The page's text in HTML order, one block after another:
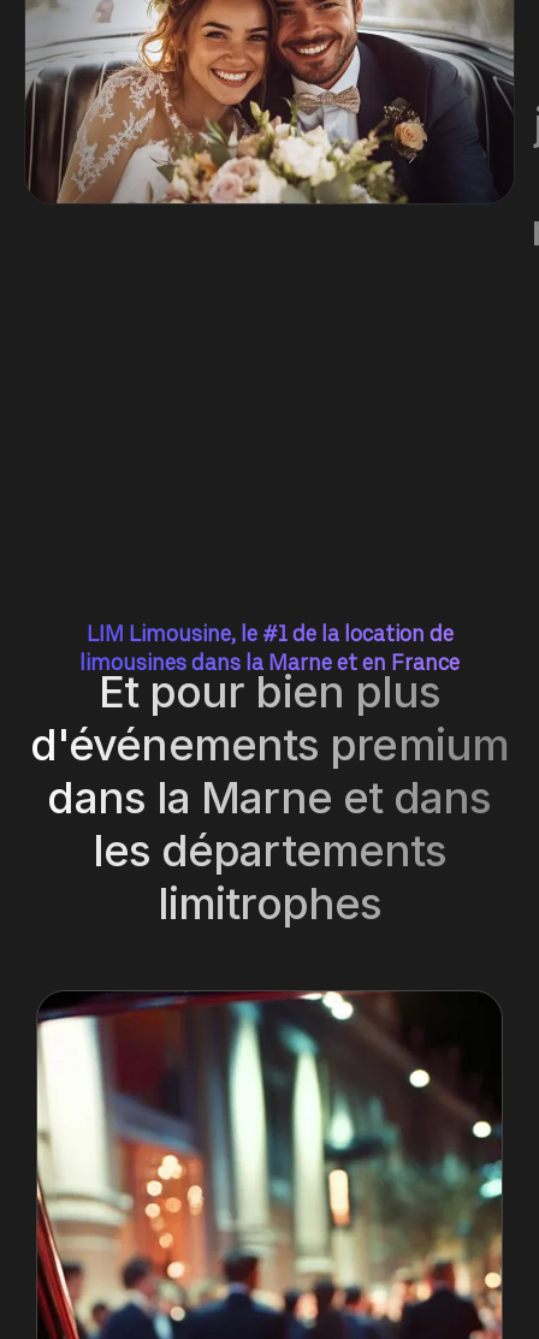
LIM Limousine, le #1 de la location de
limousines dans la Marne et en France
Et pour bien plus
d'événements premium
dans la Marne et dans
les départements
limitrophes